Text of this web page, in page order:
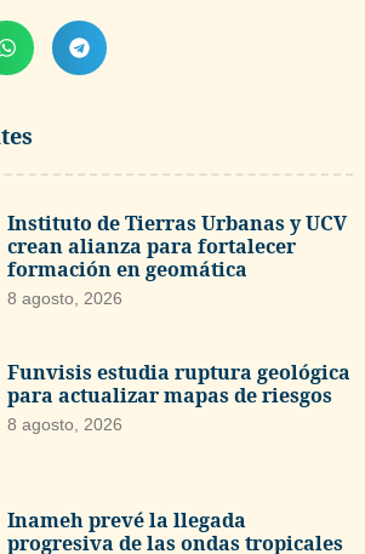
Instituto de Tierras Urbanas y UCV
crean alianza para fortalecer
formación en geomática
8 agosto, 2026
Funvisis estudia ruptura geológica
para actualizar mapas de riesgos
8 agosto, 2026
Inameh prevé la llegada
progresiva de las ondas tropicales